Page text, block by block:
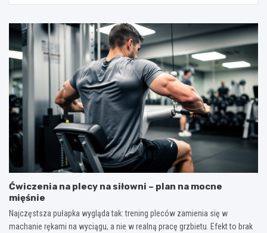
Ćwiczenia na plecy na siłowni – plan na mocne
mięśnie
Najczęstsza pułapka wygląda tak: trening pleców zamienia się w
machanie rękami na wyciągu, a nie w realną pracę grzbietu. Efekt to brak